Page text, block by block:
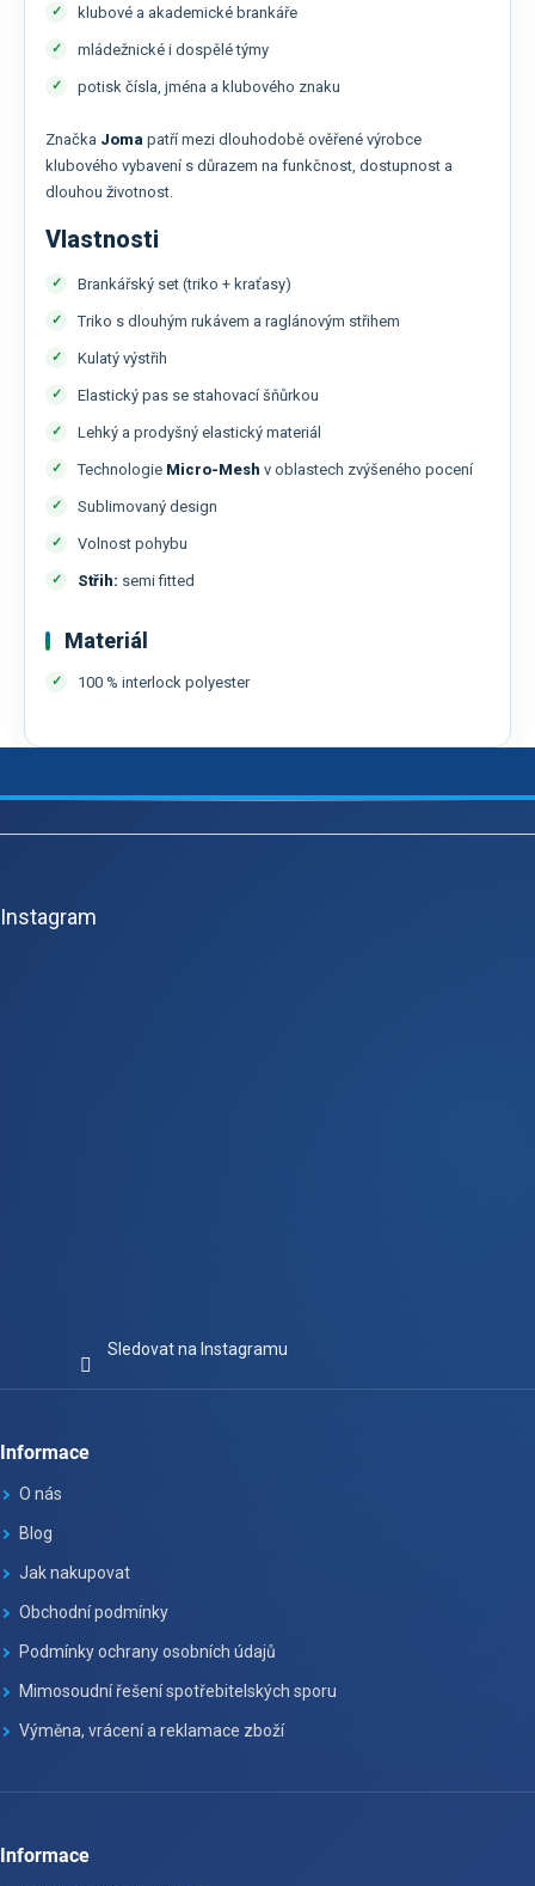
klubové a akademické brankáře
mládežnické i dospělé týmy
potisk čísla, jména a klubového znaku
Značka Joma patří mezi dlouhodobě ověřené výrobce
klubového vybavení s důrazem na funkčnost, dostupnost a
dlouhou životnost.
Vlastnosti
Brankářský set (triko + kraťasy)
Triko s dlouhým rukávem a raglánovým střihem
Kulatý výstřih
Elastický pas se stahovací šňůrkou
Lehký a prodyšný elastický materiál
Technologie Micro-Mesh v oblastech zvýšeného pocení
Sublimovaný design
Volnost pohybu
Střih: semi fitted
Materiál
100 % interlock polyester
Z
Instagram
Sledovat na Instagramu
Informace
O nás
Blog
Jak nakupovat
Obchodní podmínky
Podmínky ochrany osobních údajů
Mimosoudní řešení spotřebitelských sporu
Výměna, vrácení a reklamace zboží
Informace